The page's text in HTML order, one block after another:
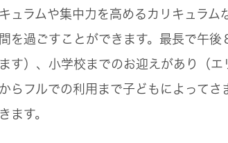
ュラムや集中力を高めるカリキュラム
を過ごすことができます。最長で午
す）、小学校までのお迎えがあり（
らフルでの利用まで子どもによってさ
ます。